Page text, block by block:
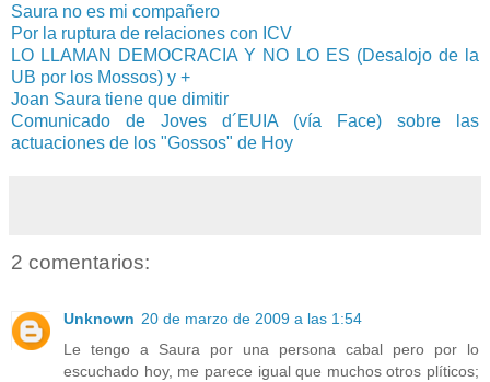
Saura no es mi compañero
Por la ruptura de relaciones con ICV
LO LLAMAN DEMOCRACIA Y NO LO ES (Desalojo de la
UB por los Mossos) y +
Joan Saura tiene que dimitir
Comunicado de Joves d´EUIA (vía Face) sobre las
actuaciones de los "Gossos" de Hoy
2 comentarios:
Unknown 20 de marzo de 2009 a las 1:54
Le tengo a Saura por una persona cabal pero por lo
escuchado hoy, me parece igual que muchos otros plíticos;